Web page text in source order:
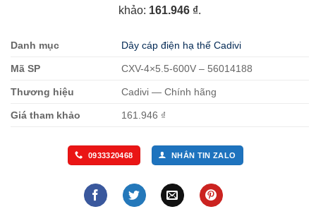
khảo: 161.946 ₫.
Danh mục Dây cáp điện hạ thế Cadivi
Mã SP CXV-4×5.5-600V – 56014188
Thương hiệu Cadivi — Chính hãng
Giá tham khảo 161.946 ₫
0933320468 NHẮN TIN ZALO